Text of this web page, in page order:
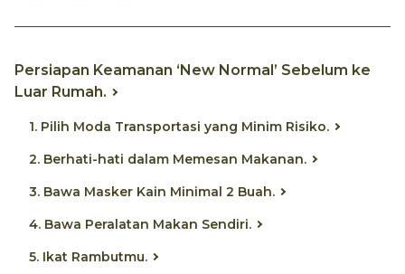
Persiapan Keamanan ‘New Normal’ Sebelum ke
Luar Rumah.
1. Pilih Moda Transportasi yang Minim Risiko.
2. Berhati-hati dalam Memesan Makanan.
3. Bawa Masker Kain Minimal 2 Buah.
4. Bawa Peralatan Makan Sendiri.
5. Ikat Rambutmu.